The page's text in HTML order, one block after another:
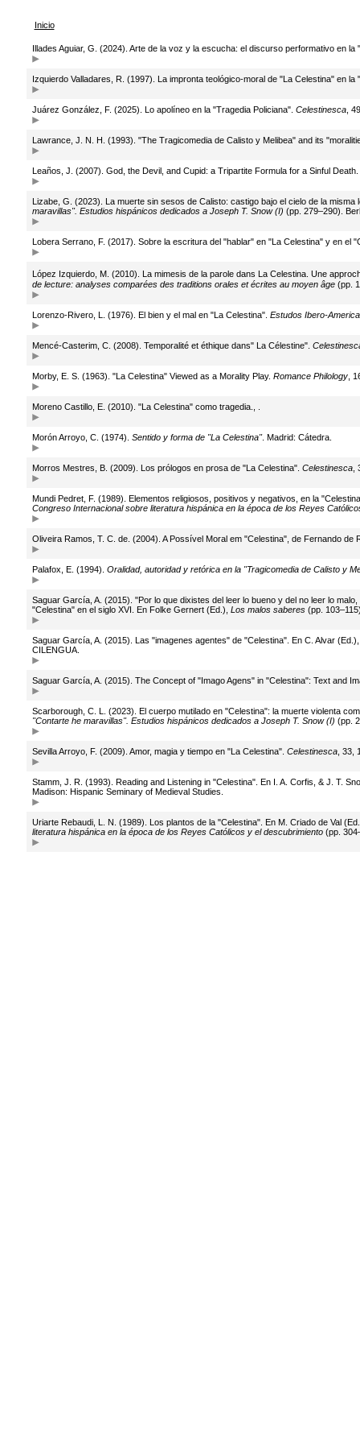
Inicio
Illades Aguiar, G. (2024). Arte de la voz y la escucha: el discurso performativo en
Izquierdo Valladares, R. (1997). La impronta teológico-moral de "La Celestina" en
Juárez González, F. (2025). Lo apolíneo en la "Tragedia Policiana". Celestinesca,
Lawrance, J. N. H. (1993). "The Tragicomedia de Calisto y Melibea" and its
Leaños, J. (2007). God, the Devil, and Cupid: a Tripartite Formula for a Sinful Death.
Lizabe, G. (2023). La muerte sin sesos de Calisto: castigo bajo el cielo de la
maravillas". Estudios hispánicos dedicados a Joseph T. Snow (I) (pp. 279–290).
Lobera Serrano, F. (2017). Sobre la escritura del "hablar" en "La Celestina" y en el
López Izquierdo, M. (2010). La mimesis de la parole dans La Celestina. Une
de lecture: analyses comparées des traditions orales et écrites au moyen âge(pp.
Lorenzo-Rivero, L. (1976). El bien y el mal en "La Celestina". Estudos Ibero-
Mencé-Casterim, C. (2008). Temporalité et éthique dans" La Célestine".
Morby, E. S. (1963). "La Celestina" Viewed as a Morality Play. Romance Philology,
Moreno Castillo, E. (2010). "La Celestina" como tragedia., .
Morón Arroyo, C. (1974). Sentido y forma de "La Celestina". Madrid: Cátedra.
Morros Mestres, B. (2009). Los prólogos en prosa de "La Celestina". Celestinesca,
Mundi Pedret, F. (1989). Elementos religiosos, positivos y negativos, en la
Congreso Internacional sobre literatura hispánica en la época de los Reyes
Oliveira Ramos, T. C. de. (2004). A Possível Moral em "Celestina", de Fernando de
Palafox, E. (1994). Oralidad, autoridad y retórica en la "Tragicomedia de Calisto y
Saguar García, A. (2015). "Por lo que dixistes del leer lo bueno y del no leer lo
"Celestina" en el siglo XVI. En Folke Gernert (Ed.), Los malos saberes(pp.
Saguar García, A. (2015). Las "imagenes agentes" de "Celestina". En C. Alvar
CILENGUA.
Saguar García, A. (2015). The Concept of "Imago Agens" in "Celestina": Text and
Scarborough, C. L. (2023). El cuerpo mutilado en "Celestina": la muerte violenta
"Contarte he maravillas". Estudios hispánicos dedicados a Joseph T. Snow (I) (pp.
Sevilla Arroyo, F. (2009). Amor, magia y tiempo en "La Celestina". Celestinesca, 33,
Stamm, J. R. (1993). Reading and Listening in "Celestina". En I. A. Corfis, & J. T.
Madison: Hispanic Seminary of Medieval Studies.
Uriarte Rebaudi, L. N. (1989). Los plantos de la "Celestina". En M. Criado de Val
literatura hispánica en la época de los Reyes Católicos y el descubrimiento(pp.